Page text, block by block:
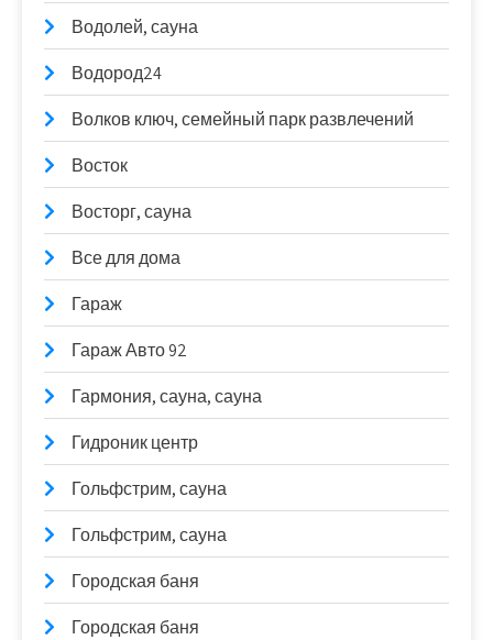
Водолей, сауна
Водород24
Волков ключ, семейный парк развлечений
Восток
Восторг, сауна
Все для дома
Гараж
Гараж Авто 92
Гармония, сауна, сауна
Гидроник центр
Гольфстрим, сауна
Гольфстрим, сауна
Городская баня
Городская баня